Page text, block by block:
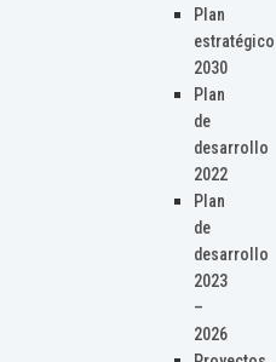
Plan
estratégico
2030
Plan
de
desarrollo
2022
Plan
de
desarrollo
2023
–
2026